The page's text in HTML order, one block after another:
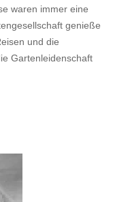
waren immer eine
genieße
und die
Gartenleidenschaft